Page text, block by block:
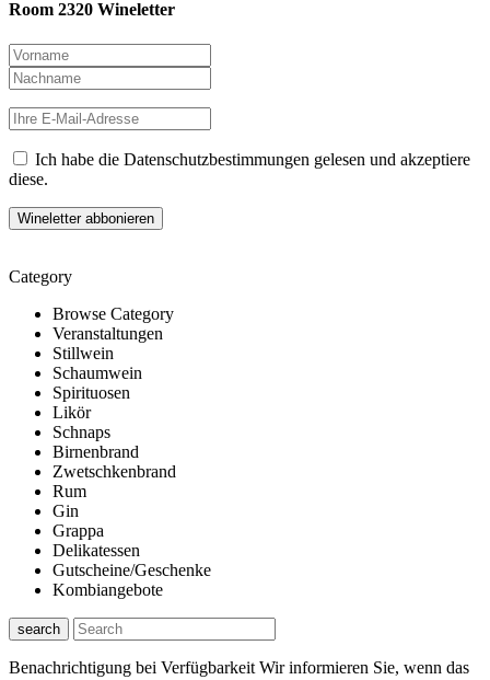
Room 2320 Wineletter
Ich habe die Datenschutzbestimmungen gelesen und akzeptiere
diese.
Category
Browse Category
Veranstaltungen
Stillwein
Schaumwein
Spirituosen
Likör
Schnaps
Birnenbrand
Zwetschkenbrand
Rum
Gin
Grappa
Delikatessen
Gutscheine/Geschenke
Kombiangebote
search
Benachrichtigung bei Verfügbarkeit Wir informieren Sie, wenn das